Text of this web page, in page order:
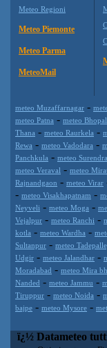
Meteo Regioni
Meteo Piemonte
Meteo Parma
MeteoMail
meteo Muzaffarnagar -
meteo Patna - meteo Bhopal
Thana - meteo Raurkela -
Rewa - meteo Vadodara -
Panchkula - meteo
meteo Veraval - meteo
Rajnandgaon - meteo Virar
- meteo Visakhapatnam -
Neyveli - meteo Moga -
Vejalpur - meteo Ranchi -
kotla - meteo Wardha -
Sultanpur - meteo
Udgir - meteo Jalandhar -
Moradabad - meteo Mira
Nanded - meteo Jammu -
Tiruppur - meteo Noida -
bajpe - meteo Mysore -
ï¿½ Datameteo